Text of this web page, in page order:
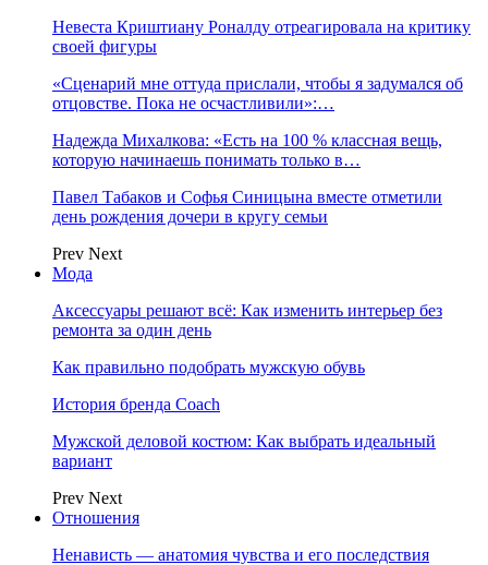
Невеста Криштиану Роналду отреагировала на критику
своей фигуры
«Сценарий мне оттуда прислали, чтобы я задумался об
отцовстве. Пока не осчастливили»:…
Надежда Михалкова: «Есть на 100 % классная вещь,
которую начинаешь понимать только в…
Павел Табаков и Софья Синицына вместе отметили
день рождения дочери в кругу семьи
Prev Next
Мода
Аксессуары решают всё: Как изменить интерьер без
ремонта за один день
Как правильно подобрать мужскую обувь
История бренда Coach
Мужской деловой костюм: Как выбрать идеальный
вариант
Prev Next
Отношения
Ненависть — анатомия чувства и его последствия